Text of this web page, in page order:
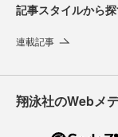
記事スタイルから
連載記事
翔泳社のWebメ